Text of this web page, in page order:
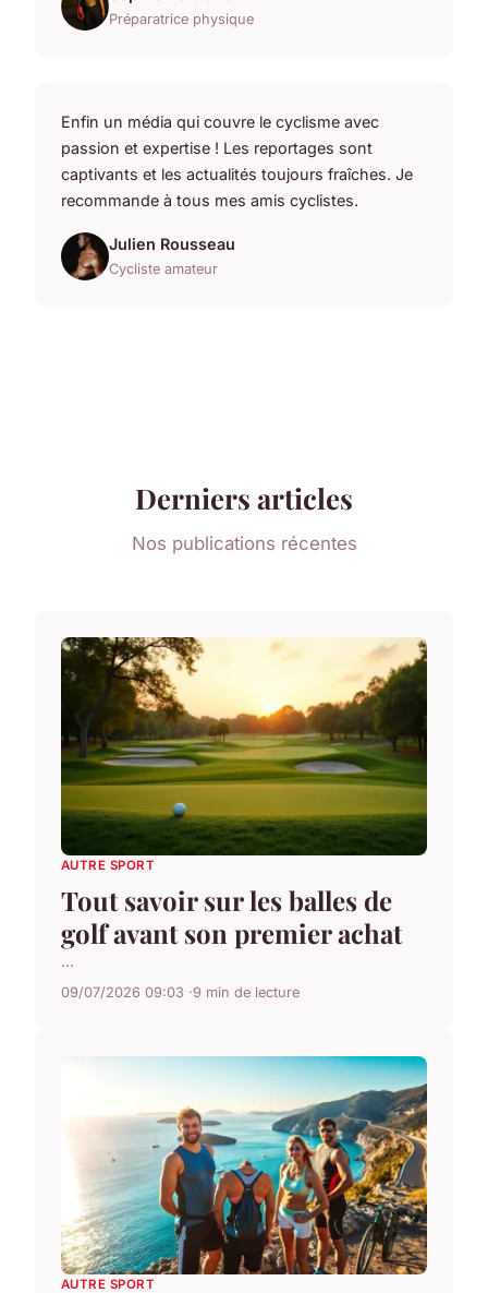
Préparatrice physique
Enfin un média qui couvre le cyclisme avec
passion et expertise ! Les reportages sont
captivants et les actualités toujours fraîches. Je
recommande à tous mes amis cyclistes.
Julien Rousseau
Cycliste amateur
Derniers articles
Nos publications récentes
AUTRE SPORT
Tout savoir sur les balles de
golf avant son premier achat
...
09/07/2026 09:03 9 min de lecture
AUTRE SPORT